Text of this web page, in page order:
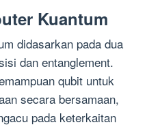
Kuantum
didasarkan pada dua
dan entanglement.
qubit untuk
secara bersamaan,
pada keterkaitan